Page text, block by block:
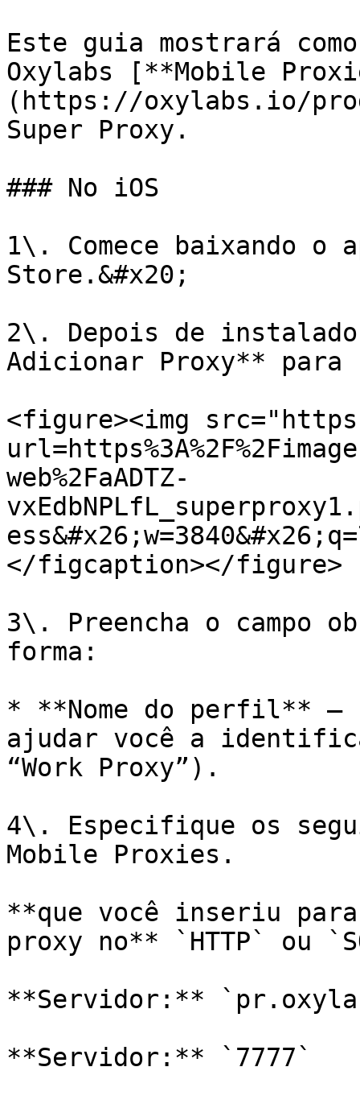
Este guia mostrará
Oxylabs [**Mobile
(https://oxylabs.io/
Super Proxy.
### No iOS
1\. Comece baixando o
Store.&#x20;
2\. Depois de
Adicionar Proxy**
<figure><img
web%2FaADTZ-
</figcaption></figure>
3\. Preencha o campo
forma:
* **Nome do perfil** –
ajudar você a
“Work Proxy”).
4\. Especifique os
Mobile Proxies.
**que você inseriu
proxy no** `HTTP` ou
**Servidor:**
**Servidor:** `7777`